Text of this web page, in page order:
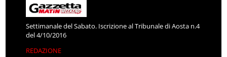
Settimanale del Sabato. Iscrizione al Tribunale di Aosta n.4
del 4/10/2016
REDAZIONE